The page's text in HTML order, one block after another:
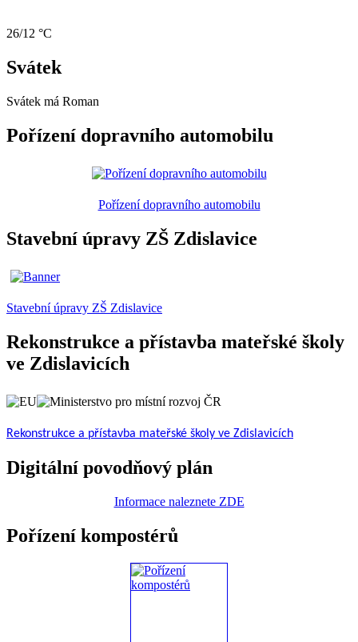
26/12 °C
Svátek
Svátek má Roman
Pořízení dopravního automobilu
Pořízení dopravního automobilu
Stavební úpravy ZŠ Zdislavice
Stavební úpravy ZŠ Zdislavice
Rekonstrukce a přístavba mateřské školy
ve Zdislavicích
Rekonstrukce a přístavba mateřské školy ve Zdislavicích
Digitální povodňový plán
Informace naleznete ZDE
Pořízení kompostérů